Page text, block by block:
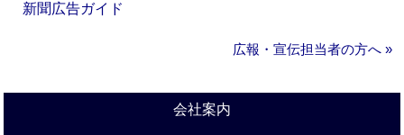
新聞広告ガイド
広報・宣伝担当者の方へ »
会社案内